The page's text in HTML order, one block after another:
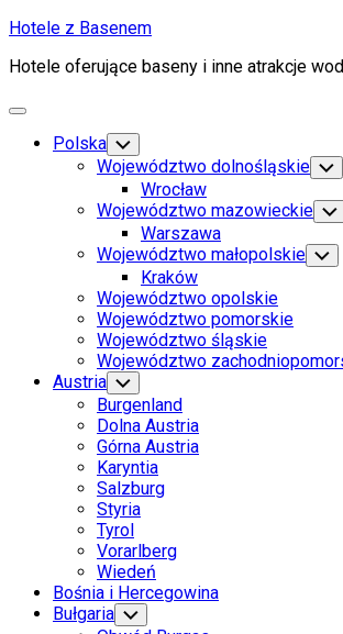
Skip
content
Hotele z Basenem
Hotele oferujące baseny i inne atrakcje
Expand
Polska Toggle
Child
Menu
Województwo dolnośląskie
Child
Wrocław
Województwo mazowieckie
Warszawa
Województwo małopolskie
Child
Kraków
Województwo opolskie
Województwo pomorskie
Województwo śląskie
Województwo
Austria Toggle
Child
Menu
Burgenland
Dolna Austria
Górna Austria
Karyntia
Salzburg
Styria
Tyrol
Vorarlberg
Wiedeń
Bośnia i Hercegowina
Bułgaria Toggle
Child